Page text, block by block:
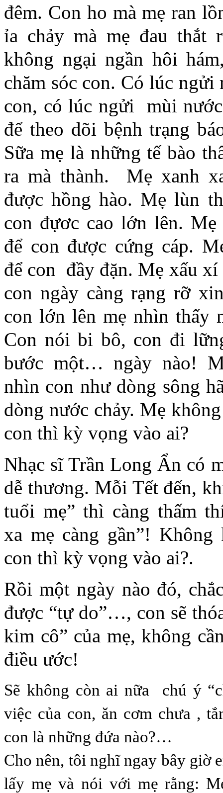
đêm. Con ho mà mẹ ran
ỉa chảy mà mẹ đau thắt
không ngại ngần hôi
chăm sóc con. Có lúc ngửi
con, có lúc ngửi mùi
để theo dõi bệnh trạng
Sữa mẹ là những tế bào
ra mà thành. Mẹ xanh
được hồng hào. Mẹ lùn
con đựơc cao lớn lên.
để con được cứng cáp.
để con đầy đặn. Mẹ xấu xí
con ngày càng rạng rỡ
con lớn lên mẹ nhìn thấy
Con nói bi bô, con đi
bước một… ngày nào!
nhìn con như dòng sông
dòng nước chảy. Mẹ
con thì kỳ vọng vào ai?
Nhạc sĩ Trần Long Ẩn có
dễ thương. Mỗi Tết đến,
tuổi mẹ” thì càng thấm
xa mẹ càng gần”!
con thì kỳ vọng vào ai?.
Rồi một ngày nào đó,
được “tự do”…, con sẽ
kim cô” của mẹ, không
điều ước!
Sẽ không còn ai nữa chú ý
việc của con, ăn cơm chưa ,
con là những đứa nào?…
Cho nên, tôi nghĩ ngay bây giờ
lấy mẹ và nói với mẹ rằng: